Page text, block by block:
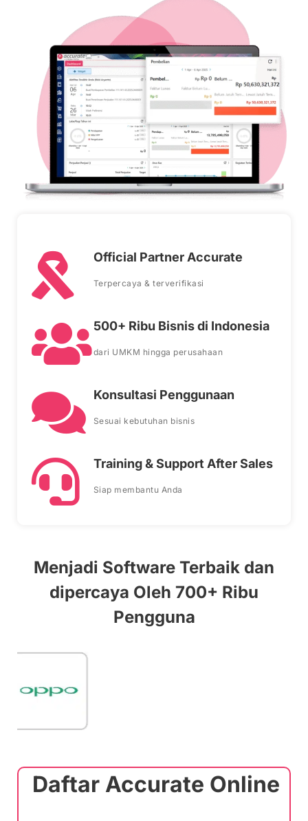
Official Partner Accurate
Terpercaya & terverifikasi
500+ Ribu Bisnis di Indonesia
dari UMKM hingga perusahaan
Konsultasi Penggunaan
Sesuai kebutuhan bisnis
Training & Support After Sales
Siap membantu Anda
Menjadi Software Terbaik dan
dipercaya Oleh 700+ Ribu
Pengguna
Daftar Accurate Online